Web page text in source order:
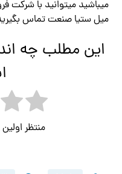
میل ستیا صنعت تماس
این مطلب چه
منتظر